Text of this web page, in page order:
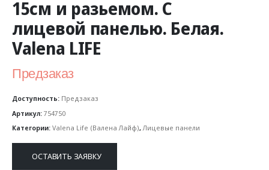
15см и разьемом. С
лицевой панелью. Белая.
Valena LIFE
Предзаказ
Доступность: Предзаказ
Артикул: 754750
Категории: Valena Life (Валена Лайф),Лицевые панели
ОСТАВИТЬ ЗАЯВКУ